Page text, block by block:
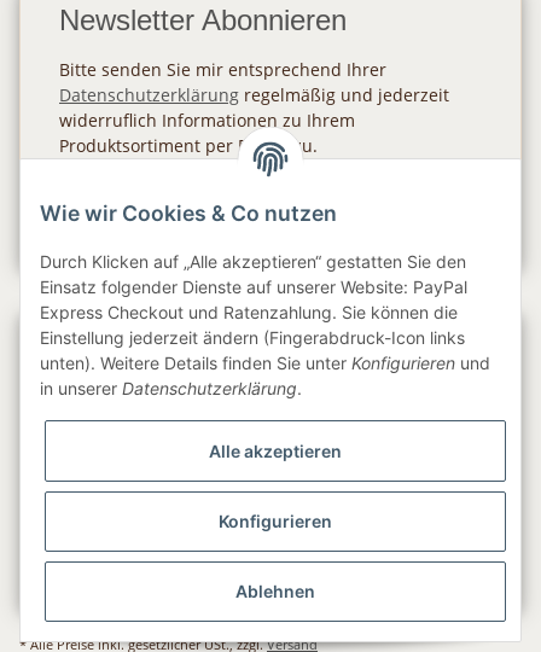
Newsletter Abonnieren
Bitte senden Sie mir entsprechend Ihrer
Datenschutzerklärung regelmäßig und jederzeit
widerruflich Informationen zu Ihrem
Produktsortiment per E-Mail zu.
Gesetzliche Informationen
* Alle Preise inkl. gesetzlicher USt., zzgl.Versand
Wie wir Cookies & Co nutzen
Durch Klicken auf „Alle akzeptieren“ gestatten Sie den
Einsatz folgender Dienste auf unserer Website: PayPal
Express Checkout und Ratenzahlung. Sie können die
Einstellung jederzeit ändern (Fingerabdruck-Icon links
unten). Weitere Details finden Sie unter Konfigurieren und
in unserer Datenschutzerklärung.
Alle akzeptieren
Konfigurieren
Ablehnen